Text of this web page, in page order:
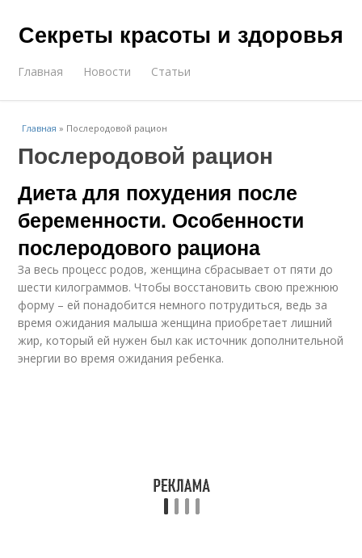
Секреты красоты и здоровья
Главная Новости Статьи
Главная » Послеродовой рацион
Послеродовой рацион
Диета для похудения после
беременности. Особенности
послеродового рациона
За весь процесс родов, женщина сбрасывает от пяти до
шести килограммов. Чтобы восстановить свою прежнюю
форму – ей понадобится немного потрудиться, ведь за
время ожидания малыша женщина приобретает лишний
жир, который ей нужен был как источник дополнительной
энергии во время ожидания ребенка.